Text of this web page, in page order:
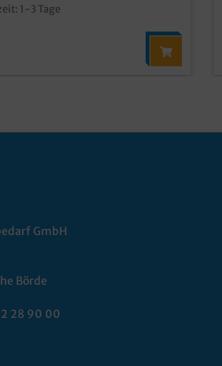
1-3 Tage
GmbH
Börde
28 90 00